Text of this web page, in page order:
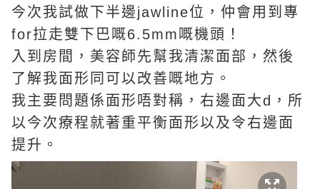
今次我試做下半邊jawline位，仲會用到專
for拉走雙下巴嘅6.5mm嘅機頭！
入到房間，美容師先幫我清潔面部，然後
了解我面形同可以改善嘅地方。
我主要問題係面形唔對稱，右邊面大d，所
以今次療程就著重平衡面形以及令右邊面
提升。